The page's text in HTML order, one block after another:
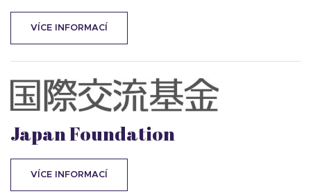
VÍCE INFORMACÍ
Japan Foundation
VÍCE INFORMACÍ